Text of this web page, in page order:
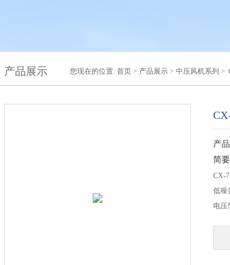
产品展示 您现在的位置: 首页 > 产品展示 > 中压风机系列 >
产
简
CX-
低噪
电压